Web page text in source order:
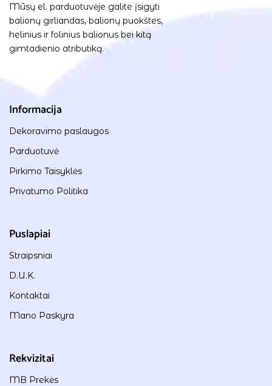
Mūsų el. parduotuvėje galite įsigyti
balionų girliandas, balionų puokštes,
helinius ir folinius balionus bei kitą
gimtadienio atributiką.
Informacija
Dekoravimo paslaugos
Parduotuvė
Pirkimo Taisyklės
Privatumo Politika
Puslapiai
Straipsniai
D.U.K.
Kontaktai
Mano Paskyra
Rekvizitai
MB Prekės